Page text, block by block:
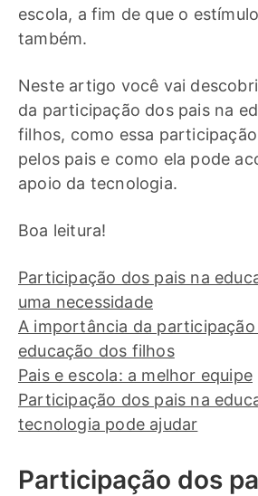
escola, a fim de que o
também.
Neste artigo você vai
da participação dos pais na
filhos, como essa
pelos pais e como ela pode
apoio da tecnologia.
Boa leitura!
Participação dos pais na
uma necessidade
A importância da participação
educação dos filhos
Pais e escola: a melhor equipe
Participação dos pais na
tecnologia pode ajudar
Participação dos